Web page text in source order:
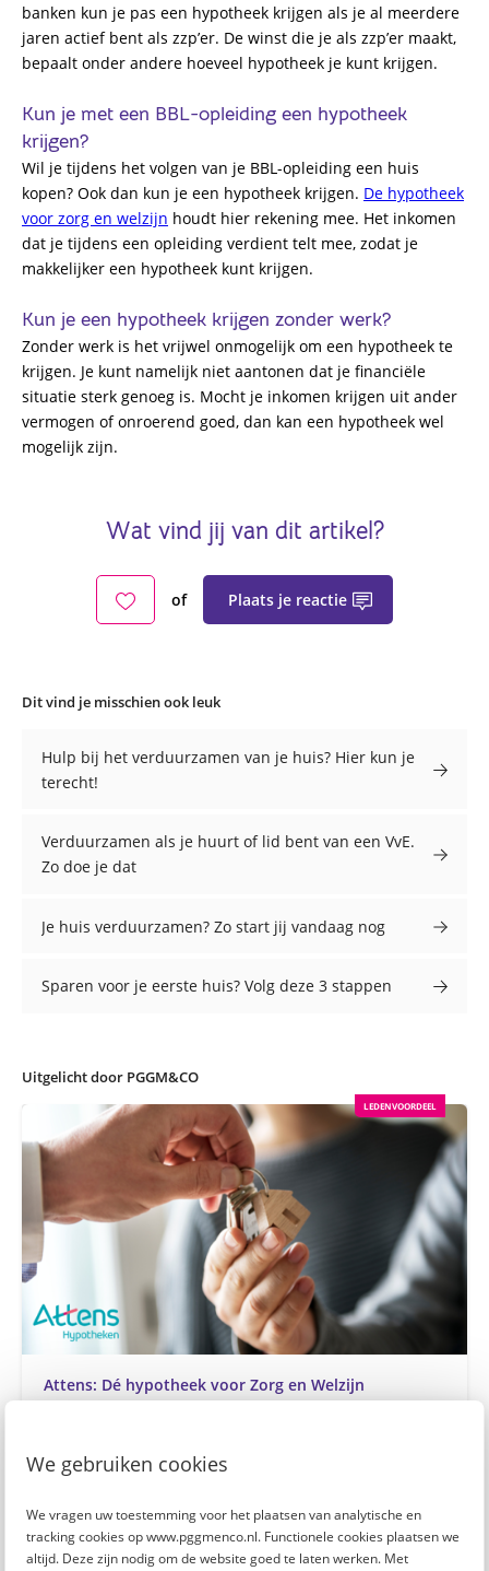
We gebruiken cookies
We vragen uw toestemming voor het plaatsen van analytische en
tracking cookies op www.pggmenco.nl. Functionele cookies plaatsen we
altijd. Deze zijn nodig om de website goed te laten werken. Met
banken kun je pas een hypotheek krijgen als je al meerdere
jaren actief bent als zzp’er. De winst die je als zzp’er maakt,
bepaalt onder andere hoeveel hypotheek je kunt krijgen.
Kun je met een BBL-opleiding een hypotheek
krijgen?
Wil je tijdens het volgen van je BBL-opleiding een huis
kopen? Ook dan kun je een hypotheek krijgen. De hypotheek
voor zorg en welzijn houdt hier rekening mee. Het inkomen
dat je tijdens een opleiding verdient telt mee, zodat je
makkelijker een hypotheek kunt krijgen.
Kun je een hypotheek krijgen zonder werk?
Zonder werk is het vrijwel onmogelijk om een hypotheek te
krijgen. Je kunt namelijk niet aantonen dat je financiële
situatie sterk genoeg is. Mocht je inkomen krijgen uit ander
vermogen of onroerend goed, dan kan een hypotheek wel
mogelijk zijn.
Wat vind jij van dit artikel?
of Plaats je reactie
Dit vind je misschien ook leuk
Hulp bij het verduurzamen van je huis? Hier kun je
terecht!
Verduurzamen als je huurt of lid bent van een VvE.
Zo doe je dat
Je huis verduurzamen? Zo start jij vandaag nog
Sparen voor je eerste huis? Volg deze 3 stappen
Uitgelicht door PGGM&CO
Attens: Dé hypotheek voor Zorg en Welzijn
LEDENVOORDEEL